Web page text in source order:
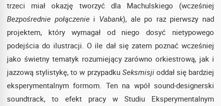
trzeci miał okazję tworzyć dla Machulskiego (wcześniej
Bezpośrednie połączenie i Vabank), ale po raz pierwszy nad
projektem, który wymagał od niego dosyć nietypowego
podejścia do ilustracji. O ile dał się zatem poznać wcześniej
jako świetny tematyk rozumiejący zarówno orkiestrową, jak i
jazzową stylistykę, to w przypadku Seksmisjioddał się bardziej
eksperymentalnym formom. Ten na wpół sound-designerski
soundtrack, to efekt pracy w Studiu Eksperymentalnym